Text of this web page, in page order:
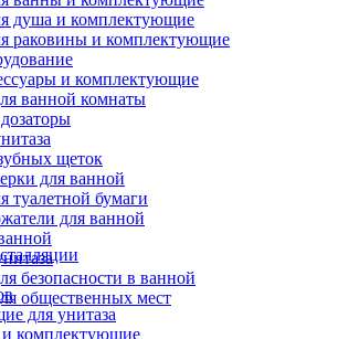
душа и комплектующие
раковины и комплектующие
и комплектующие
ванной комнаты
щеток
для ванной
туалетной бумаги
для ванной
безопасности в ванной
общественных мест
для унитаза
комплектующие